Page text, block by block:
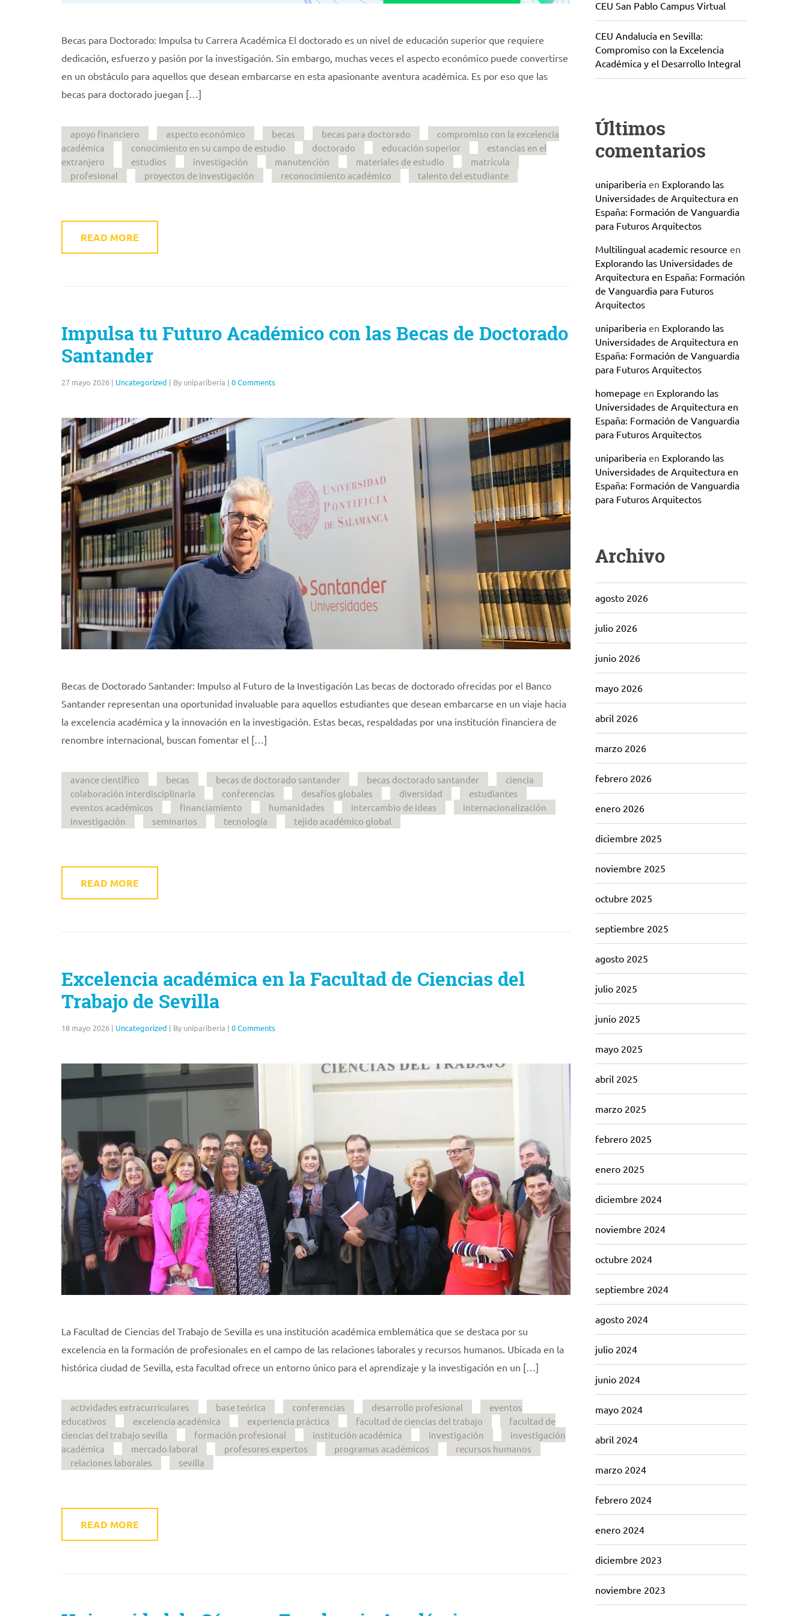
Becas para Doctorado: Impulsa tu Carrera Académica El doctorado es un nivel de educación superior que requiere
dedicación, esfuerzo y pasión por la investigación. Sin embargo, muchas veces el aspecto económico puede convertirse
en un obstáculo para aquellos que desean embarcarse en esta apasionante aventura académica. Es por eso que las
becas para doctorado juegan […]
apoyo financiero aspecto económico becas becas para doctorado
compromiso con la excelencia
académica
conocimiento en su campo de estudio doctorado educación superior
estancias en el
extranjero
estudios investigación manutención materiales de estudio
matrícula
profesional
proyectos de investigación reconocimiento académico talento del estudiante
READ MORE
Impulsa tu Futuro Académico con las Becas de Doctorado
Santander
27 mayo 2026 | Uncategorized | By unipariberia | 0 Comments
Becas de Doctorado Santander: Impulso al Futuro de la Investigación Las becas de doctorado ofrecidas por el Banco
Santander representan una oportunidad invaluable para aquellos estudiantes que desean embarcarse en un viaje hacia
la excelencia académica y la innovación en la investigación. Estas becas, respaldadas por una institución financiera de
renombre internacional, buscan fomentar el […]
avance científico becas becas de doctorado santander becas doctorado santander
ciencia
colaboración interdisciplinaria
conferencias desafíos globales diversidad
estudiantes
eventos académicos
financiamiento humanidades intercambio de ideas
internacionalización
investigación
seminarios tecnología tejido académico global
READ MORE
Excelencia académica en la Facultad de Ciencias del
Trabajo de Sevilla
18 mayo 2026 | Uncategorized | By unipariberia | 0 Comments
La Facultad de Ciencias del Trabajo de Sevilla es una institución académica emblemática que se destaca por su
excelencia en la formación de profesionales en el campo de las relaciones laborales y recursos humanos. Ubicada en la
histórica ciudad de Sevilla, esta facultad ofrece un entorno único para el aprendizaje y la investigación en un […]
actividades extracurriculares base teórica conferencias desarrollo profesional
eventos
educativos
excelencia académica experiencia práctica facultad de ciencias del trabajo
facultad de
ciencias del trabajo sevilla
formación profesional institución académica investigación
investigación
académica
mercado laboral profesores expertos programas académicos
recursos humanos
relaciones laborales
sevilla
READ MORE
CEU San Pablo Campus Virtual
CEU Andalucía en Sevilla:
Compromiso con la Excelencia
Académica y el Desarrollo Integral
Últimos
comentarios
unipariberiaen Explorando las
Universidades de Arquitectura en
España: Formación de Vanguardia
para Futuros Arquitectos
Multilingual academic resource en
Explorando las Universidades de
Arquitectura en España: Formación
de Vanguardia para Futuros
Arquitectos
unipariberiaen Explorando las
Universidades de Arquitectura en
España: Formación de Vanguardia
para Futuros Arquitectos
homepage en Explorando las
Universidades de Arquitectura en
España: Formación de Vanguardia
para Futuros Arquitectos
unipariberiaen Explorando las
Universidades de Arquitectura en
España: Formación de Vanguardia
para Futuros Arquitectos
Archivo
agosto 2026
julio 2026
junio 2026
mayo 2026
abril 2026
marzo 2026
febrero 2026
enero 2026
diciembre 2025
noviembre 2025
octubre 2025
septiembre 2025
agosto 2025
julio 2025
junio 2025
mayo 2025
abril 2025
marzo 2025
febrero 2025
enero 2025
diciembre 2024
noviembre 2024
octubre 2024
septiembre 2024
agosto 2024
julio 2024
junio 2024
mayo 2024
abril 2024
marzo 2024
febrero 2024
enero 2024
diciembre 2023
noviembre 2023